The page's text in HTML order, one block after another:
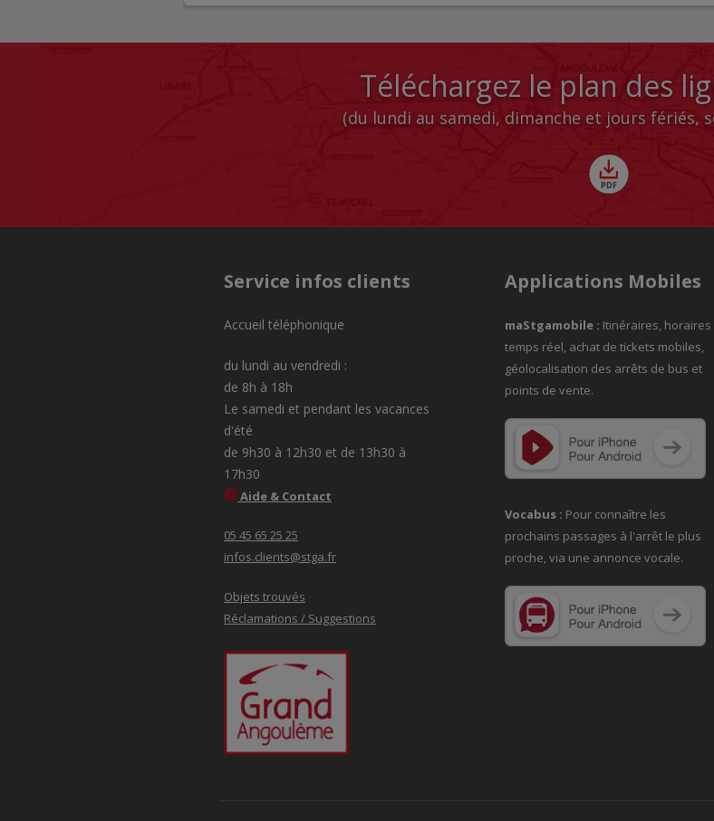
Téléchargez le plan des
(du lundi au samedi, dimanche et jours fériés,
Service infos clients
Accueil téléphonique
du lundi au vendredi :
de 8h à 18h
Le samedi et pendant les vacances
d'été
de 9h30 à 12h30 et de 13h30 à
17h30
Aide & Contact
05 45 65 25 25
infos.clients@stga.fr
Objets trouvés
Réclamations / Suggestions
Applications Mobiles
maStgamobile : Itinéraires, horaires
temps réel, achat de tickets mobiles,
géolocalisation des arrêts de bus et
points de vente.
Vocabus : Pour connaître les
prochains passages à l'arrêt le plus
proche, via une annonce vocale.